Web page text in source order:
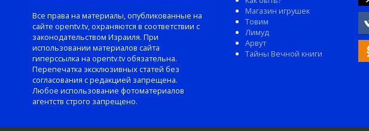
Все права на материалы, опубликованные на
сайте opentv.tv, охраняются в соответствии с
законодательством Израиля. При
использовании материалов сайта
гиперссылка на opentv.tv обязательна.
Перепечатка эксклюзивных статей без
согласования с редакцией запрещена.
Любое использование фотоматериалов
агентств строго запрещено.
Магазин игрушек
Товим
Лимуд
Арвут
Тайны Вечной книги